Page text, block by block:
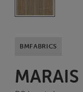
BMFABRICS
MARAIS